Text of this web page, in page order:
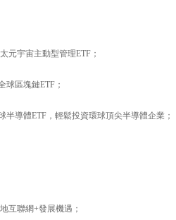
元宇宙主動型管理ETF；
球區塊鏈ETF；
導體ETF，輕鬆投資環球頂尖半導體企業；
互聯網+發展機遇；